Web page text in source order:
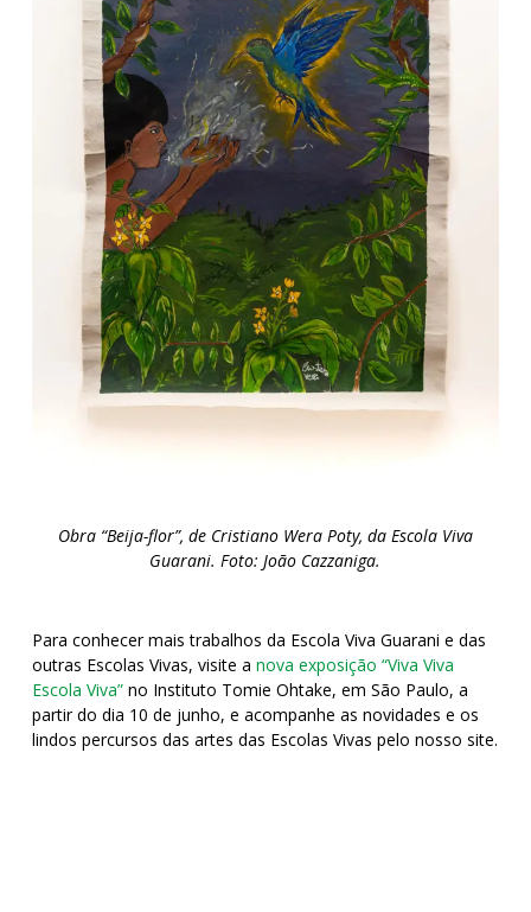
Obra “Beija-flor”, de Cristiano Wera Poty, da Escola Viva
Guarani. Foto: João Cazzaniga.
Para conhecer mais trabalhos da Escola Viva Guarani e das
outras Escolas Vivas, visite anova exposição “Viva Viva
Escola Viva” no Instituto Tomie Ohtake, em São Paulo, a
partir do dia 10 de junho, e acompanhe as novidades e os
lindos percursos das artes das Escolas Vivas pelo nosso site.